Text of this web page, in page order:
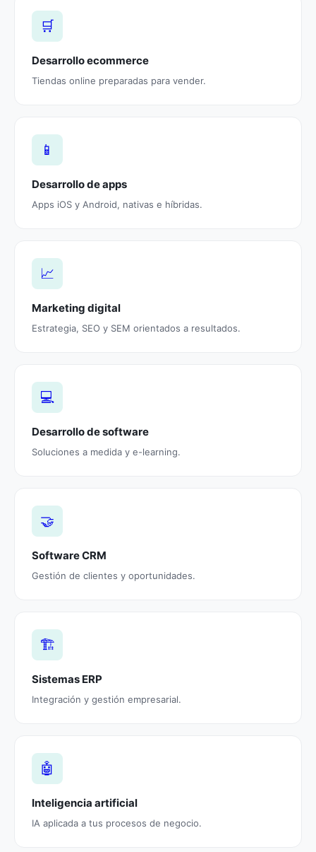
🛒
Desarrollo ecommerce
Tiendas online preparadas para vender.
📱
Desarrollo de apps
Apps iOS y Android, nativas e híbridas.
📈
Marketing digital
Estrategia, SEO y SEM orientados a resultados.
💻
Desarrollo de software
Soluciones a medida y e-learning.
🤝
Software CRM
Gestión de clientes y oportunidades.
🏗️
Sistemas ERP
Integración y gestión empresarial.
🤖
Inteligencia artificial
IA aplicada a tus procesos de negocio.